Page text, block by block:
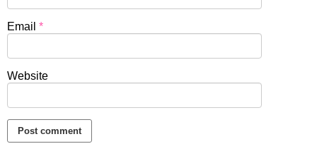
Email *
Website